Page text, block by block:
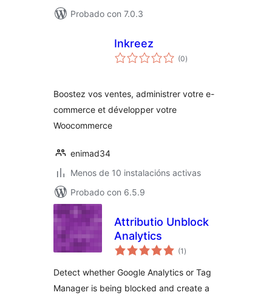
Probado con 7.0.3
Inkreez
(0valoracións
totais
)
Boostez vos ventes, administrer votre e-
commerce et développer votre
Woocommerce
enimad34
Menos de 10 instalacións activas
Probado con 6.5.9
Attributio Unblock
Analytics
(1 valoracións
totais
)
Detect whether Google Analytics or Tag
Manager is being blocked and create a